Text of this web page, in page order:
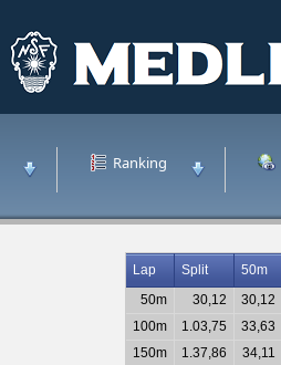
Ranking
Lap Split 50m
50m
30,12
30,12
100m
1.03,75 33,63
150m
1.37,86 34,11